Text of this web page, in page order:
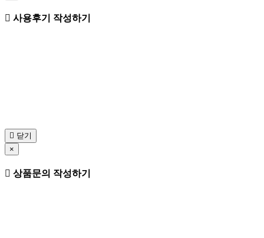
사용후기 작성하기
닫기
×
상품문의 작성하기